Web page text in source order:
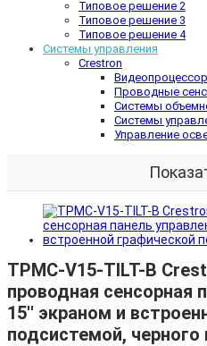
Типовое решение 2
Типовое решение 3
Типовое решение 4
Системы управления
Crestron
Проводные
Системы
Системы
Управление
TPMC-V15-TILT-B
проводная сенсорная
15'' экраном и
подсистемой, черного